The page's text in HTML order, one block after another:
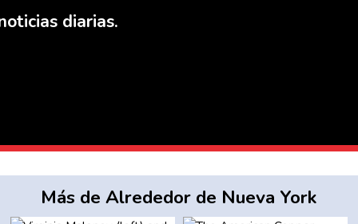
diarias.
Más de Alrededor de Nueva York